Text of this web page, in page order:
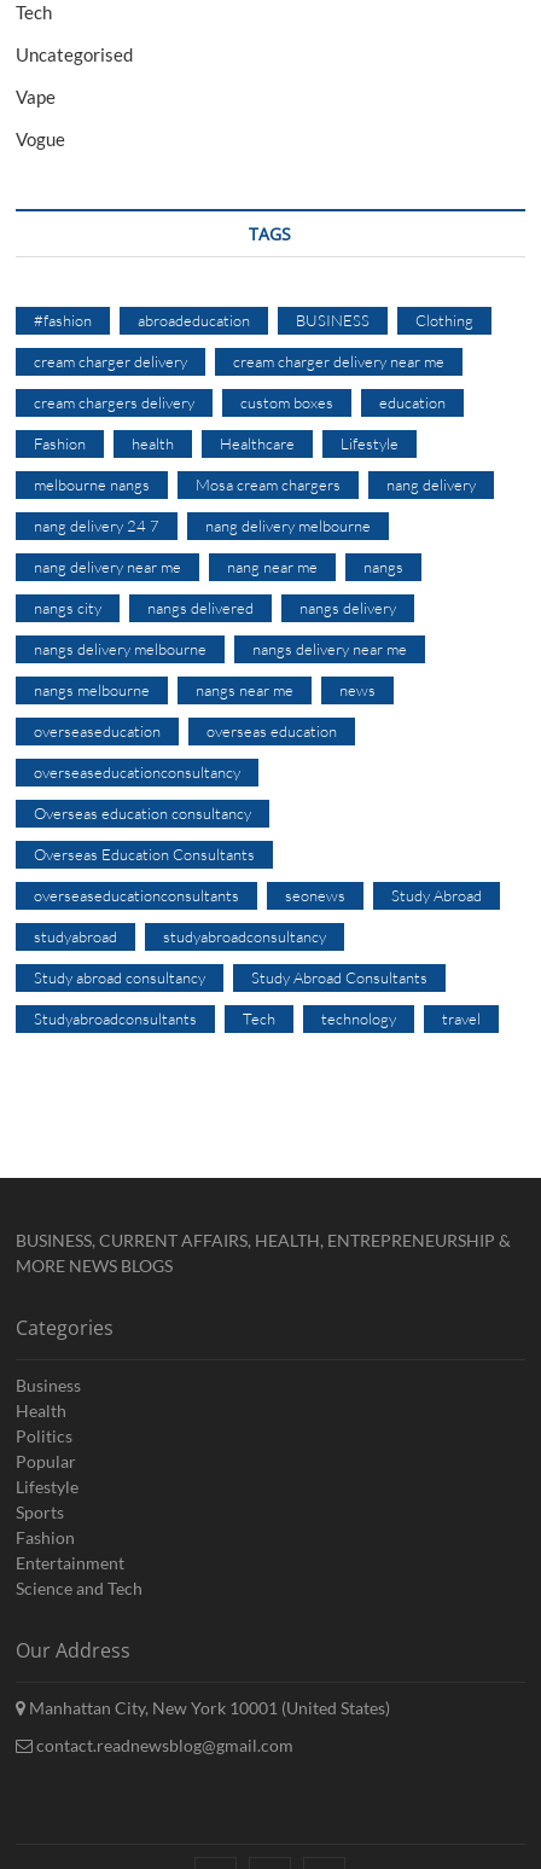
Tech
Uncategorised
Vape
Vogue
TAGS
#fashion abroadeducation BUSINESS Clothing
cream charger delivery cream charger delivery near me
cream chargers delivery custom boxes education
Fashion health Healthcare Lifestyle
melbourne nangs Mosa cream chargers nang delivery
nang delivery 24 7 nang delivery melbourne
nang delivery near me nang near me nangs
nangs city nangs delivered nangs delivery
nangs delivery melbourne nangs delivery near me
nangs melbourne nangs near me news
overseaseducation overseas education
overseaseducationconsultancy
Overseas education consultancy
Overseas Education Consultants
overseaseducationconsultants seonews Study Abroad
studyabroad studyabroadconsultancy
Study abroad consultancy Study Abroad Consultants
Studyabroadconsultants Tech technology travel
BUSINESS, CURRENT AFFAIRS, HEALTH, ENTREPRENEURSHIP &
MORE NEWS BLOGS
Categories
Business
Health
Politics
Popular
Lifestyle
Sports
Fashion
Entertainment
Science and Tech
Our Address
Manhattan City, New York 10001 (United States)
contact.readnewsblog@gmail.com